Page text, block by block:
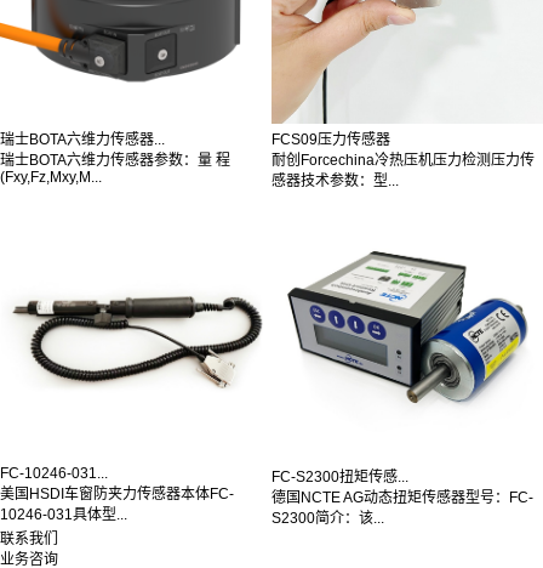
瑞士BOTA六维力传感器...
瑞士BOTA六维力传感器参数：量 程
(Fxy,Fz,Mxy,M...
FCS09压力传感器
耐创Forcechina冷热压机压力检测压力传
感器技术参数：型...
FC-10246-031...
美国HSDI车窗防夹力传感器本体FC-
10246-031具体型...
FC-S2300扭矩传感...
德国NCTE AG动态扭矩传感器型号：FC-
S2300简介：该...
联系我们
业务咨询